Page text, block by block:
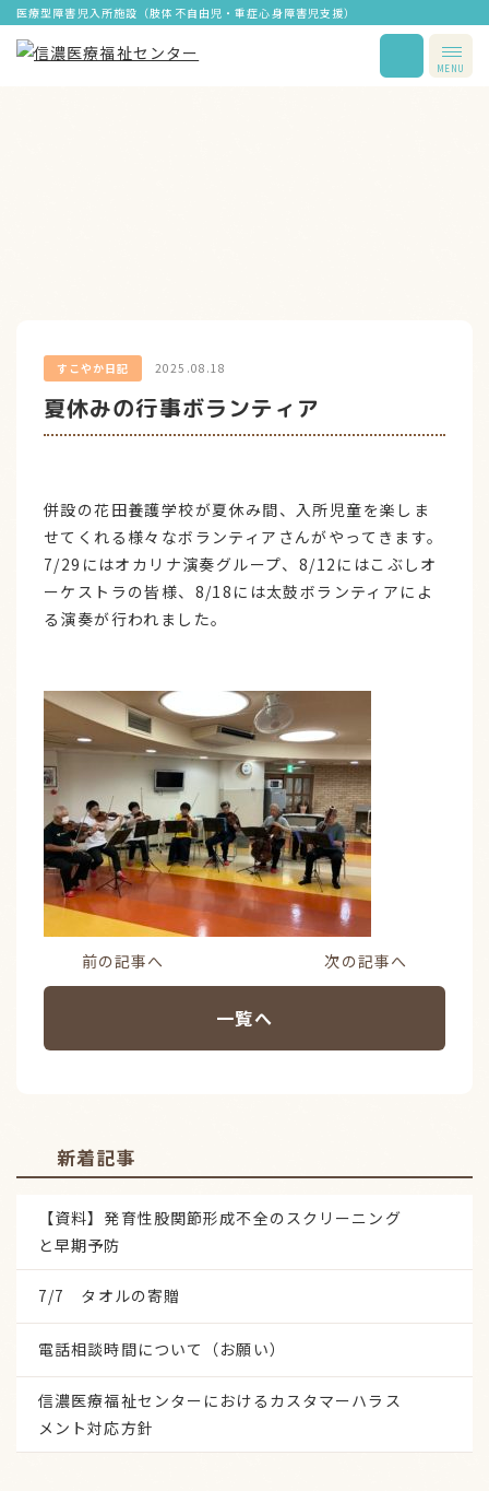
医療型障害児入所施設（肢体不自由児・重症心身障害児支援）
MENU
すこやか日記 2025.08.18
夏休みの行事ボランティア
併設の花田養護学校が夏休み間、入所児童を楽しま
せてくれる様々なボランティアさんがやってきます。
7/29にはオカリナ演奏グループ、8/12にはこぶしオ
ーケストラの皆様、8/18には太鼓ボランティアによ
る演奏が行われました。
前の記事へ 次の記事へ
一覧へ
新着記事
【資料】発育性股関節形成不全のスクリーニング
と早期予防
7/7 タオルの寄贈
電話相談時間について（お願い）
信濃医療福祉センターにおけるカスタマーハラス
メント対応方針